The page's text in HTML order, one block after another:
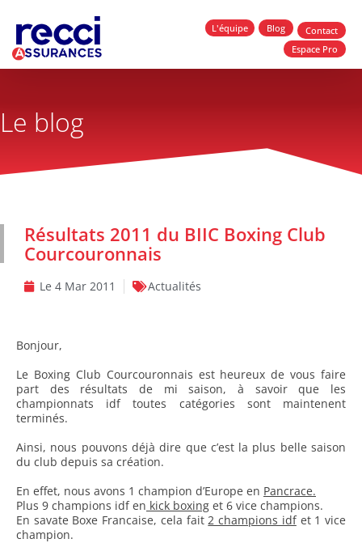
L'équipe Blog
Contact
Espace Pro
Le blog
Résultats 2011 du BIIC Boxing Club
Courcouronnais
Le 4 Mar 2011 Actualités
Bonjour,
Le Boxing Club Courcouronnais est heureux de vous faire
part des résultats de mi saison, à savoir que les
championnats idf toutes catégories sont maintenent
terminés.
Ainsi, nous pouvons déjà dire que c’est la plus belle saison
du club depuis sa création.
En effet, nous avons 1 champion d’Europe en Pancrace.
Plus 9 champions idf en kick boxing et 6 vice champions.
En savate Boxe Francaise, cela fait 2 champions idfet 1 vice
champion.